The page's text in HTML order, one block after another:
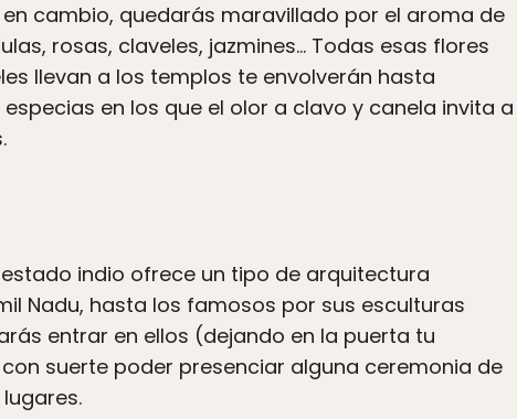
en cambio, quedarás maravillado por el aroma de
rosas, claveles, jazmines… Todas esas flores
llevan a los templos te envolverán hasta
en los que el olor a clavo y canela invita a
indio ofrece un tipo de arquitectura
Nadu, hasta los famosos por sus esculturas
entrar en ellos (dejando en la puerta tu
suerte poder presenciar alguna ceremonia de